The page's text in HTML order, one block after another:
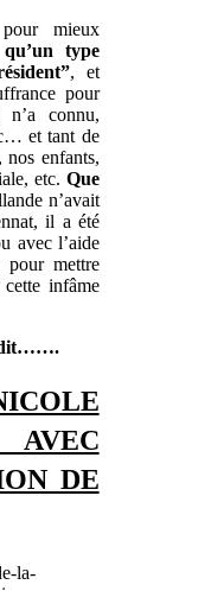
mieux
qu’un type
, et
pour
n’a connu,
et tant de
enfants,
etc. Que
n’avait
il a été
avec l’aide
pour mettre
infâme
dit…….
AVEC
DE
la-